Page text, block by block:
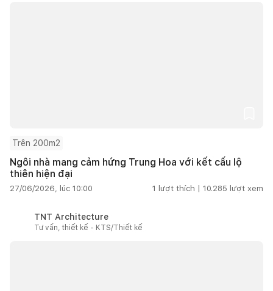
Trên 200m2
Ngôi nhà mang cảm hứng Trung Hoa với kết cấu lộ
thiên hiện đại
27/06/2026, lúc 10:00 1 lượt thích | 10.285 lượt xem
TNT Architecture
Tư vấn, thiết kế - KTS/Thiết kế